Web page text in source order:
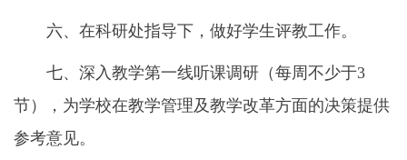
六、在科研处指导下，做好学生评教工作。
七、深入教学第一线听课调研（每周不少于3
节），为学校在教学管理及教学改革方面的决策提供
参考意见。